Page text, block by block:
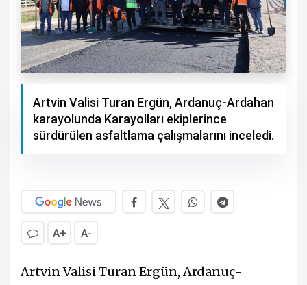
Artvin Valisi Turan Ergün, Ardanuç-Ardahan
karayolunda Karayolları ekiplerince
sürdürülen asfaltlama çalışmalarını inceledi.
A+ A-
Artvin Valisi Turan Ergün, Ardanuç-